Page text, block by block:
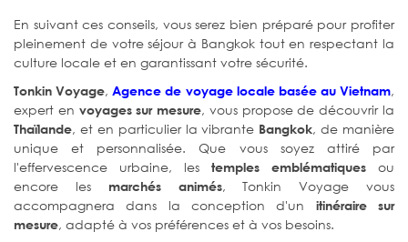
En suivant ces conseils, vous serez bien préparé pour profiter
pleinement de votre séjour à Bangkok tout en respectant la
culture locale et en garantissant votre sécurité.
Tonkin Voyage,Agence de voyage locale basée au Vietnam,
expert en voyages sur mesure, vous propose de découvrir la
Thaïlande, et en particulier la vibrante Bangkok, de manière
unique et personnalisée. Que vous soyez attiré par
l'effervescence urbaine, les temples emblématiques ou
encore les
marchés animés, Tonkin Voyage vous
accompagnera dans la conception d'un itinéraire sur
mesure, adapté à vos préférences et à vos besoins.